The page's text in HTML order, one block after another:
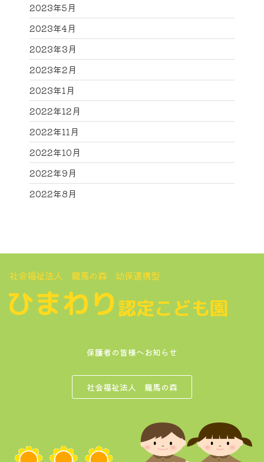
2023年5月
2023年4月
2023年3月
2023年2月
2023年1月
2022年12月
2022年11月
2022年10月
2022年9月
2022年8月
社会福祉法人 龍馬の森 幼保連携型
保護者の皆様へお知らせ
社会福祉法人 龍馬の森